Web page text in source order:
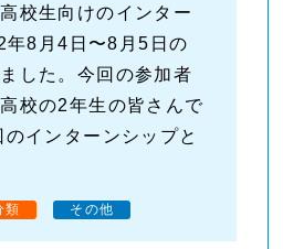
校生向けのインター
年8月4日〜8月5日の
した。今回の参加者
校の2年生の皆さんで
インターンシップと
類 その他